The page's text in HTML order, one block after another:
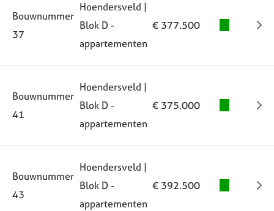
Bouwnummer
37
Hoendersveld |
Blok D -
appartementen
€ 377.500
Bouwnummer
41
Hoendersveld |
Blok D -
appartementen
€ 375.000
Bouwnummer
43
Hoendersveld |
Blok D -
appartementen
€ 392.500